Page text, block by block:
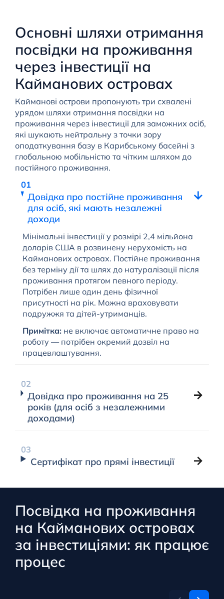
Основні шляхи отримання
посвідки на проживання
через інвестиції на
Кайманових островах
Кайманові острови пропонують три схвалені
урядом шляхи отримання посвідки на
проживання через інвестиції для заможних осіб,
які шукають нейтральну з точки зору
оподаткування базу в Карибському басейні з
глобальною мобільністю та чітким шляхом до
постійного проживання.
Довідка про постійне проживання
для осіб, які мають незалежні
доходи
Мінімальні інвестиції у розмірі 2,4 мільйона
доларів США в розвинену нерухомість на
Кайманових островах. Постійне проживання
без терміну дії та шлях до натуралізації після
проживання протягом певного періоду.
Потрібен лише один день фізичної
присутності на рік. Можна враховувати
подружжя та дітей-утриманців.
Примітка:не включає автоматичне право на
роботу — потрібен окремий дозвіл на
працевлаштування.
Довідка про проживання на 25
років (для осіб з незалежними
доходами)
Сертифікат про прямі інвестиції
Посвідка на проживання
на Кайманових островах
за інвестиціями: як працює
процес